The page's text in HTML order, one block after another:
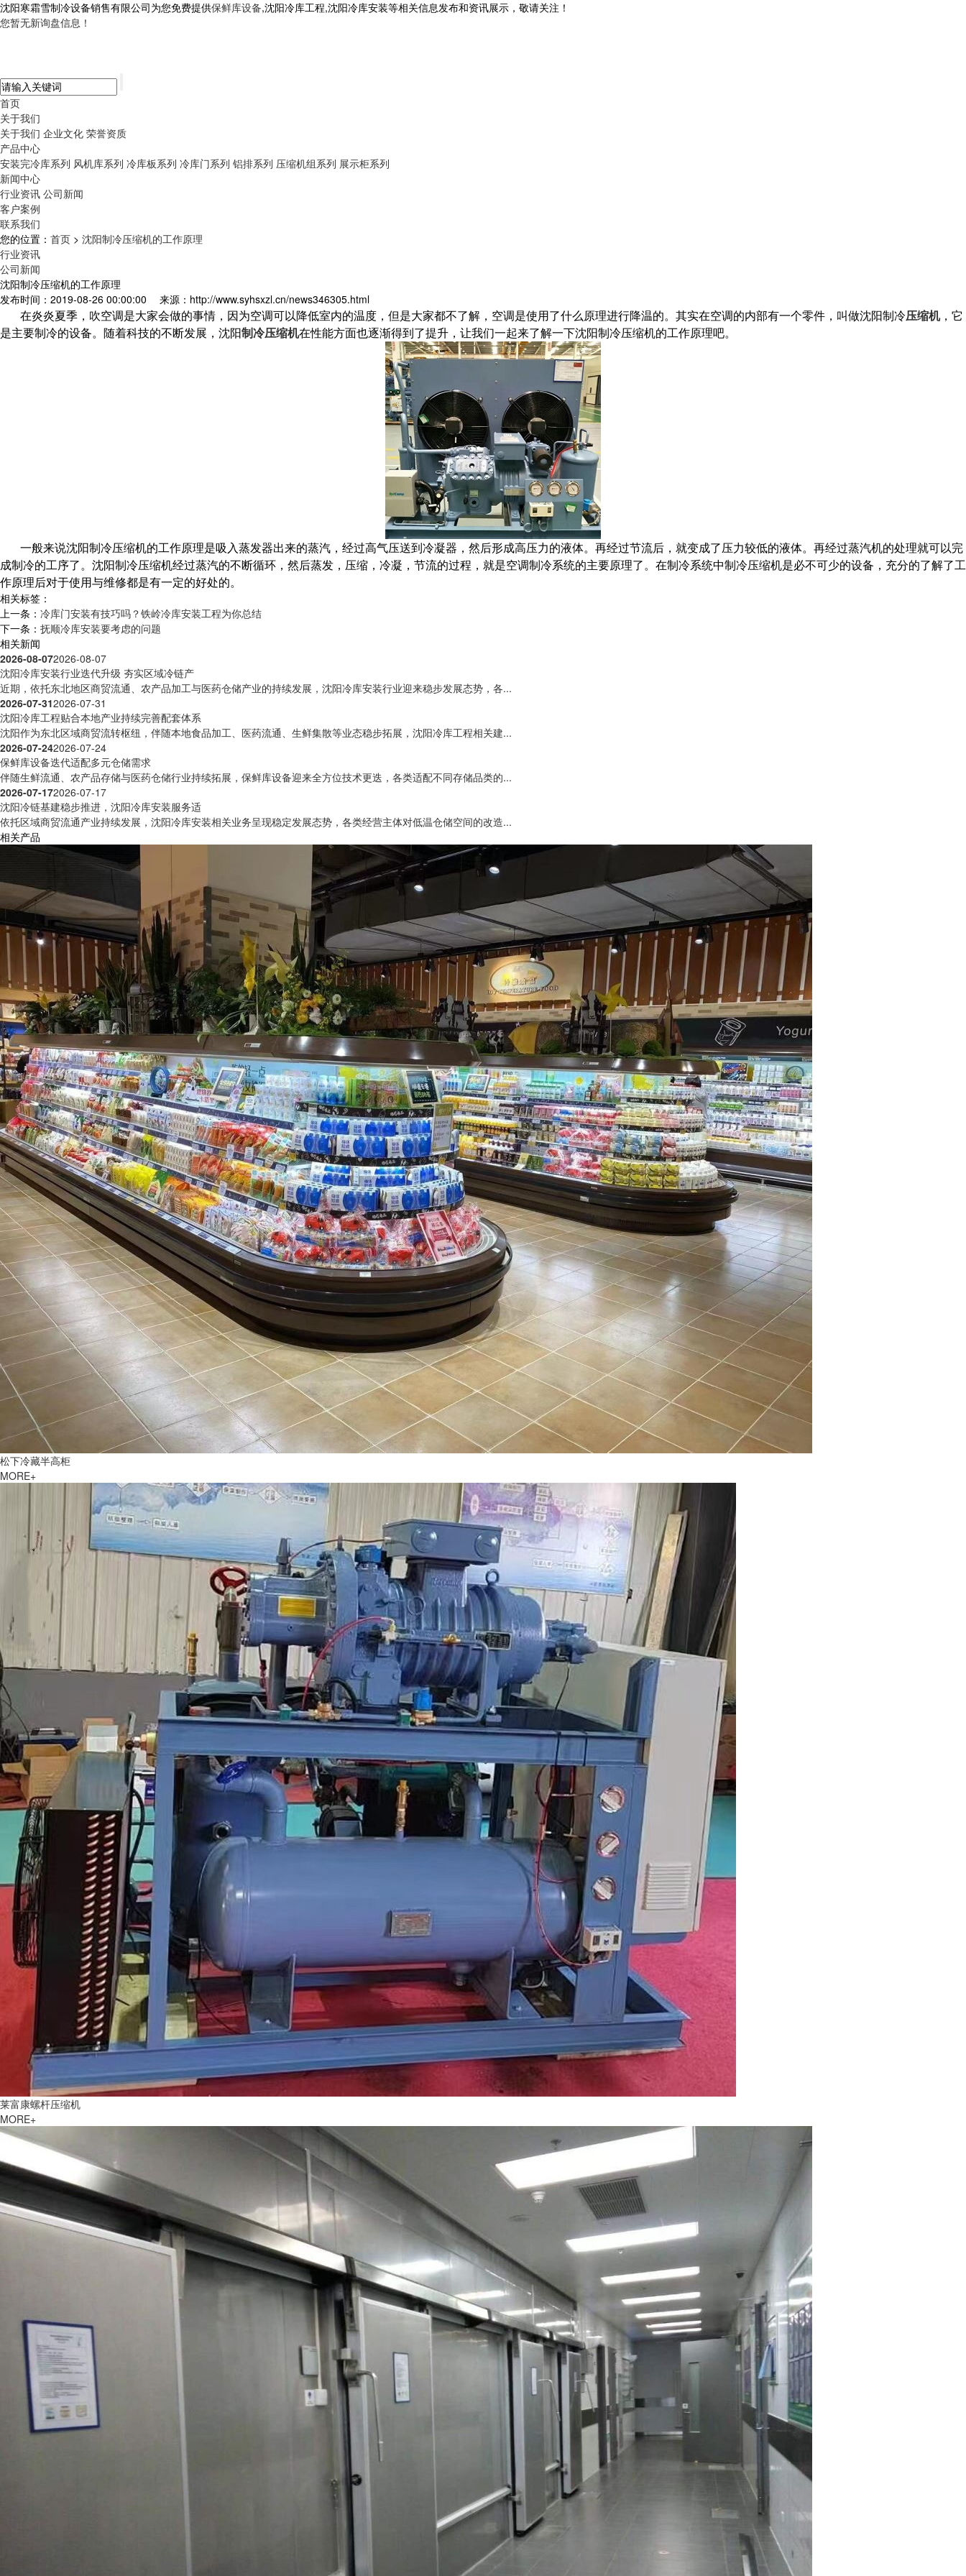
沈阳寒霜雪制冷设备销售有限公司为您免费提供保鲜库设备,沈阳冷库工程,沈阳冷库安装等相关信息发布和资讯展示，敬请关注！
您暂无新询盘信息！
首页
关于我们
关于我们 企业文化 荣誉资质
产品中心
安装完冷库系列 风机库系列 冷库板系列 冷库门系列 铝排系列 压缩机组系列 展示柜系列
新闻中心
行业资讯 公司新闻
客户案例
联系我们
您的位置： 首页 > 沈阳制冷压缩机的工作原理
行业资讯
公司新闻
沈阳制冷压缩机的工作原理
发布时间：2019-08-26 00:00:00
来源：http://www.syhsxzl.cn/news346305.html
在炎炎夏季，吹空调是大家会做的事情，因为空调可以降低室内的温度，但是大家都不了解，空调是使用了什么原理进行降温的。其实在空调的内部有一个零件，叫做沈阳制冷压缩机，它
是主要制冷的设备。随着科技的不断发展，沈阳制冷压缩机在性能方面也逐渐得到了提升，让我们一起来了解一下沈阳制冷压缩机的工作原理吧。
一般来说沈阳制冷压缩机的工作原理是吸入蒸发器出来的蒸汽，经过高气压送到冷凝器，然后形成高压力的液体。再经过节流后，就变成了压力较低的液体。再经过蒸汽机的处理就可以完
成制冷的工序了。沈阳制冷压缩机经过蒸汽的不断循环，然后蒸发，压缩，冷凝，节流的过程，就是空调制冷系统的主要原理了。在制冷系统中制冷压缩机是必不可少的设备，充分的了解了工
作原理后对于使用与维修都是有一定的好处的。
相关标签：
上一条： 冷库门安装有技巧吗？铁岭冷库安装工程为你总结
下一条： 抚顺冷库安装要考虑的问题
相关新闻
2026-08-072026-08-07
沈阳冷库安装行业迭代升级 夯实区域冷链产
近期，依托东北地区商贸流通、农产品加工与医药仓储产业的持续发展，沈阳冷库安装行业迎来稳步发展态势，各...
2026-07-312026-07-31
沈阳冷库工程贴合本地产业持续完善配套体系
沈阳作为东北区域商贸流转枢纽，伴随本地食品加工、医药流通、生鲜集散等业态稳步拓展，沈阳冷库工程相关建...
2026-07-242026-07-24
保鲜库设备迭代适配多元仓储需求
伴随生鲜流通、农产品存储与医药仓储行业持续拓展，保鲜库设备迎来全方位技术更迭，各类适配不同存储品类的...
2026-07-172026-07-17
沈阳冷链基建稳步推进，沈阳冷库安装服务适
依托区域商贸流通产业持续发展，沈阳冷库安装相关业务呈现稳定发展态势，各类经营主体对低温仓储空间的改造...
相关产品
松下冷藏半高柜
MORE+
莱富康螺杆压缩机
MORE+